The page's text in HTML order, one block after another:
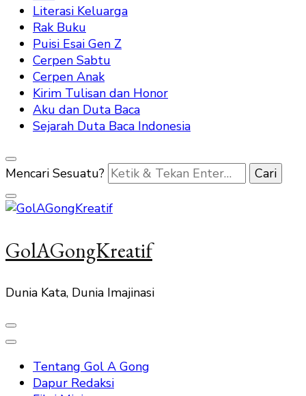
Literasi Keluarga
Rak Buku
Puisi Esai Gen Z
Cerpen Sabtu
Cerpen Anak
Kirim Tulisan dan Honor
Aku dan Duta Baca
Sejarah Duta Baca Indonesia
Mencari Sesuatu?
GolAGongKreatif
Dunia Kata, Dunia Imajinasi
Tentang Gol A Gong
Dapur Redaksi